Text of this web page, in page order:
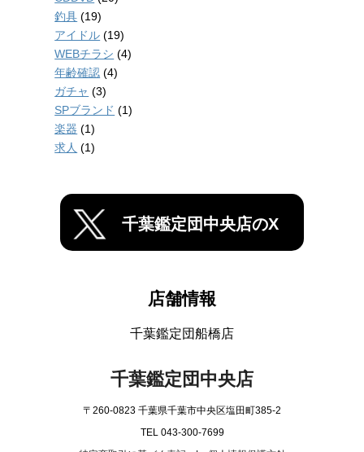
釣具 (19)
アイドル (19)
WEBチラシ (4)
年齢確認 (4)
ガチャ (3)
SPブランド (1)
楽器 (1)
求人 (1)
千葉鑑定団中央店のX
店舗情報
千葉鑑定団船橋店
千葉鑑定団中央店
〒260-0823 千葉県千葉市中央区塩田町385-2
TEL 043-300-7699